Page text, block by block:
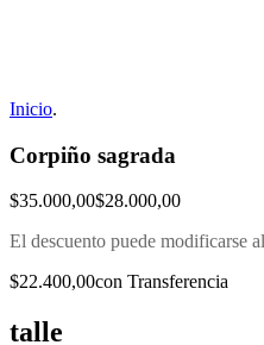
Inicio.
Corpiño sagrada
$35.000,00$28.000,00
El descuento puede modificarse
$22.400,00con Transferencia
talle